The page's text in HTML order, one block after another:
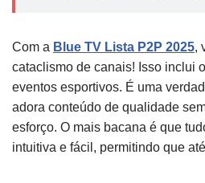
Com a Blue TV Lista P2P 2025,
cataclismo de canais! Isso inclui
eventos esportivos. É uma
adora conteúdo de qualidade
esforço. O mais bacana é que
intuitiva e fácil, permitindo que